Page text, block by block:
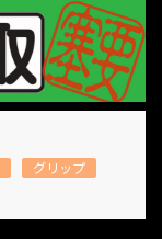
グリップ